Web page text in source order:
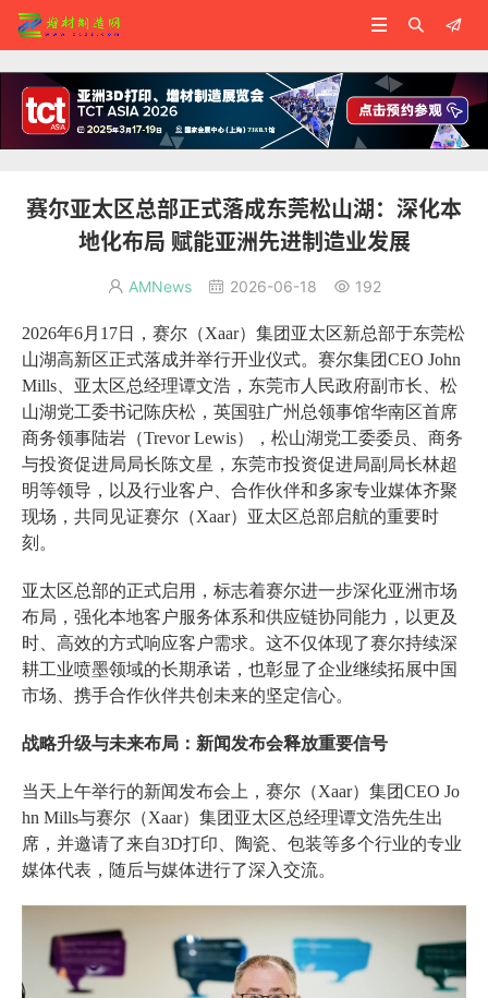



赛尔亚太区总部正式落成东莞松山湖：深化本
地化布局 赋能亚洲先进制造业发展
 AMNews  2026-06-18  192
2026年6月17日，赛尔（Xaar）集团亚太区新总部于东莞松
山湖高新区正式落成并举行开业仪式。赛尔集团CEO John
Mills、亚太区总经理谭文浩，东莞市人民政府副市长、松
山湖党工委书记陈庆松，英国驻广州总领事馆华南区首席
商务领事陆岩（Trevor Lewis），松山湖党工委委员、商务
与投资促进局局长陈文星，东莞市投资促进局副局长林超
明等领导，以及行业客户、合作伙伴和多家专业媒体齐聚
现场，共同见证赛尔（Xaar）亚太区总部启航的重要时
刻。
亚太区总部的正式启用，标志着赛尔进一步深化亚洲市场
布局，强化本地客户服务体系和供应链协同能力，以更及
时、高效的方式响应客户需求。这不仅体现了赛尔持续深
耕工业喷墨领域的长期承诺，也彰显了企业继续拓展中国
市场、携手合作伙伴共创未来的坚定信心。
战略升级与未来布局：新闻发布会释放重要信号
当天上午举行的新闻发布会上，赛尔（Xaar）集团CEO Jo
hn Mills与赛尔（Xaar）集团亚太区总经理谭文浩先生出
席，并邀请了来自3D打印、陶瓷、包装等多个行业的专业
媒体代表，随后与媒体进行了深入交流。